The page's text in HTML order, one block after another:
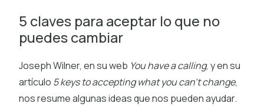
5 claves para aceptar lo que no
puedes cambiar
Joseph Wilner, en su web You have a calling, y en su
artículo 5 keys to accepting what you can’t change,
nos resume algunas ideas que nos pueden ayudar.